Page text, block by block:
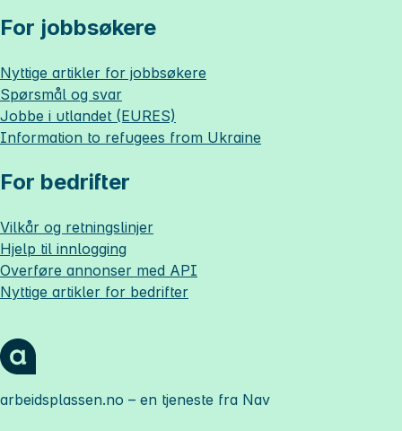
For jobbsøkere
Nyttige artikler for jobbsøkere
Spørsmål og svar
Jobbe i utlandet (EURES)
Information to refugees from Ukraine
For bedrifter
Vilkår og retningslinjer
Hjelp til innlogging
Overføre annonser med API
Nyttige artikler for bedrifter
arbeidsplassen.no – en tjeneste fra Nav